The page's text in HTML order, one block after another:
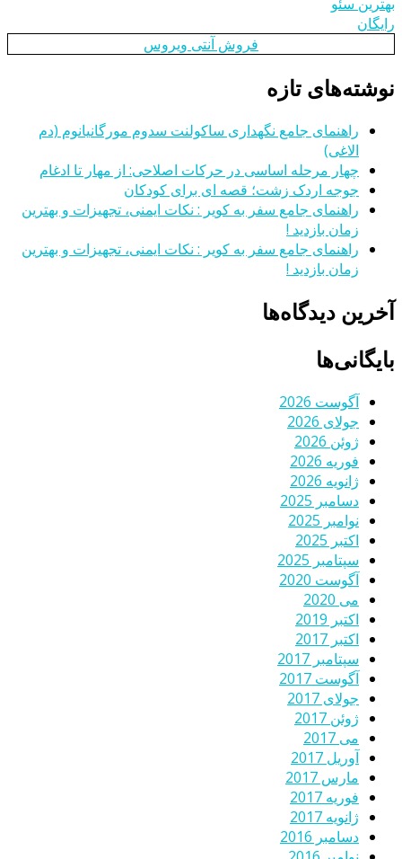
رایگان
فروش آنتی ویروس
نوشته‌های تازه
راهنمای جامع نگهداری ساکولنت سدوم مورگانیانوم (دم
الاغی)
چهار مرحله اساسی در حرکات اصلاحی: از مهار تا ادغام
جوجه اردک زشت؛ قصه ای برای کودکان
راهنمای جامع سفر به کویر : نکات ایمنی، تجهیزات و بهترین
زمان بازدید !
راهنمای جامع سفر به کویر : نکات ایمنی، تجهیزات و بهترین
زمان بازدید !
آخرین دیدگاه‌ها
بایگانی‌ها
آگوست 2026
جولای 2026
ژوئن 2026
فوریه 2026
ژانویه 2026
دسامبر 2025
نوامبر 2025
اکتبر 2025
سپتامبر 2025
آگوست 2020
می 2020
اکتبر 2019
اکتبر 2017
سپتامبر 2017
آگوست 2017
جولای 2017
ژوئن 2017
می 2017
آوریل 2017
مارس 2017
فوریه 2017
ژانویه 2017
دسامبر 2016